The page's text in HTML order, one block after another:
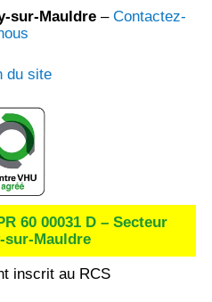
sur-Mauldre– Contactez-
du site
60 00031 D – Secteur
sur-Mauldre
inscrit au RCS